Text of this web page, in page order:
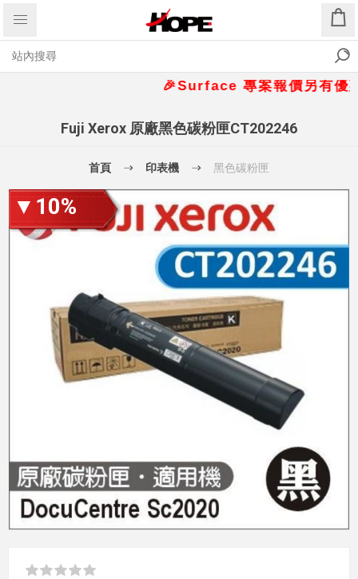
🎉Surface 專案報價另有優惠
Fuji Xerox 原廠黑色碳粉匣CT202246
首頁 印表機 黑色碳粉匣
▼10%